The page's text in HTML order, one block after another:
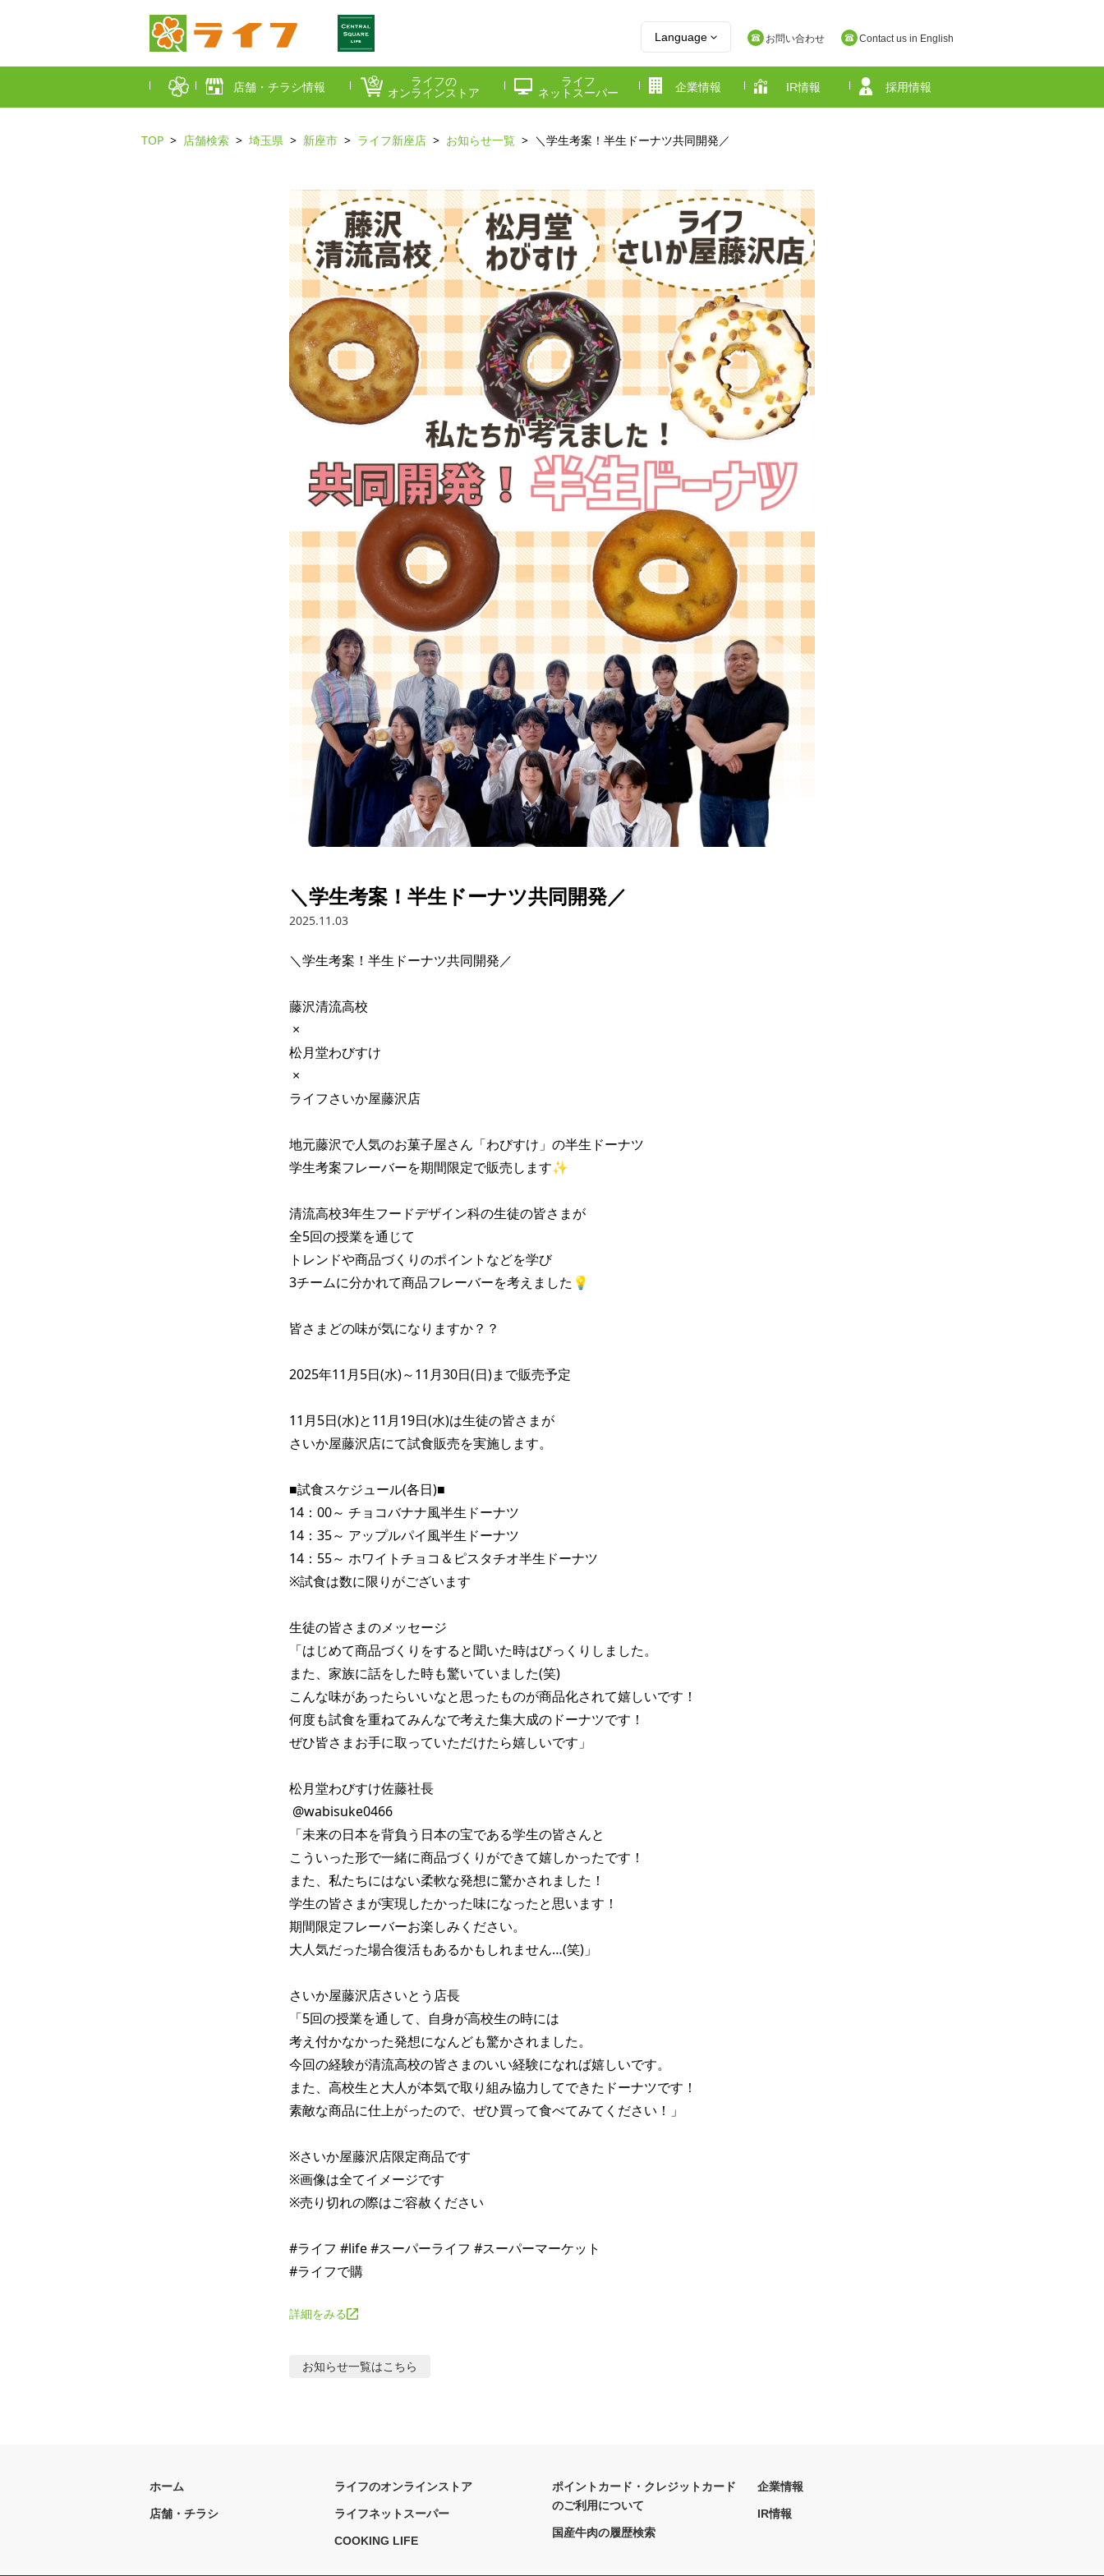
Language お問い合わせ Contact us in English
店舗・チラシ情報
大阪府 京都府 兵庫県 奈良県
ライフの
オンラインストア
ライフ
ネットスーパー
企業情報 IR情報 採用情報
TOP 店舗検索 埼玉県 新座市 ライフ新座店 お知らせ一覧 ＼学生考案！半生ドーナツ共同開発／
＼学生考案！半生ドーナツ共同開発／
2025.11.03
＼学生考案！半生ドーナツ共同開発／
藤沢清流高校
松月堂わびすけ
ライフさいか屋藤沢店
地元藤沢で人気のお菓子屋さん「わびすけ」の半生ドーナツ
学生考案フレーバーを期間限定で販売します✨
清流高校3年生フードデザイン科の生徒の皆さまが
全5回の授業を通じて
トレンドや商品づくりのポイントなどを学び
3チームに分かれて商品フレーバーを考えました💡
皆さまどの味が気になりますか？？
2025年11月5日(水)～11月30日(日)まで販売予定
11月5日(水)と11月19日(水)は生徒の皆さまが
さいか屋藤沢店にて試食販売を実施します。
■試食スケジュール(各日)■
14：00～ チョコバナナ風半生ドーナツ
14：35～ アップルパイ風半生ドーナツ
14：55～ ホワイトチョコ＆ピスタチオ半生ドーナツ
※試食は数に限りがございます
生徒の皆さまのメッセージ
「はじめて商品づくりをすると聞いた時はびっくりしました。
また、家族に話をした時も驚いていました(笑)
こんな味があったらいいなと思ったものが商品化されて嬉しいです！
何度も試食を重ねてみんなで考えた集大成のドーナツです！
ぜひ皆さまお手に取っていただけたら嬉しいです」
松月堂わびすけ佐藤社長
「未来の日本を背負う日本の宝である学生の皆さんと
こういった形で一緒に商品づくりができて嬉しかったです！
また、私たちにはない柔軟な発想に驚かされました！
学生の皆さまが実現したかった味になったと思います！
期間限定フレーバーお楽しみください。
大人気だった場合復活もあるかもしれません…(笑)」
さいか屋藤沢店さいとう店長
「5回の授業を通して、自身が高校生の時には
考え付かなかった発想になんども驚かされました。
今回の経験が清流高校の皆さまのいい経験になれば嬉しいです。
また、高校生と大人が本気で取り組み協力してできたドーナツです！
素敵な商品に仕上がったので、ぜひ買って食べてみてください！」
※さいか屋藤沢店限定商品です
※画像は全てイメージです
※売り切れの際はご容赦ください
#ライフ #life #スーパーライフ #スーパーマーケット
#ライフで購
詳細をみる
お知らせ一覧はこちら
ホーム
店舗・チラシ
ライフのオンラインストア
ライフネットスーパー
COOKING LIFE
ポイントカード・クレジットカード
のご利用について
国産牛肉の履歴検索
企業情報
IR情報